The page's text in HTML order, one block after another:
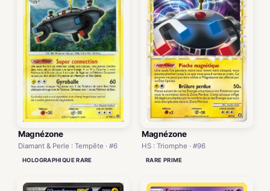
Magnézone
Diamant & Perle : Tempête · #6
HOLOGRAPHIQUE RARE
Magnézone
HS : Triomphe · #96
RARE PRIME